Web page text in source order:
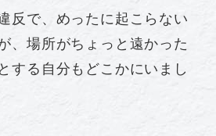
反で、めったに起こらない
、場所がちょっと遠かった
する自分もどこかにいまし